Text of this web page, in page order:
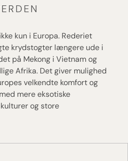
kun i Europa. Rederiet
krydstogter længere ude i
på Mekong i Vietnam og
Afrika. Det giver mulighed
velkendte komfort og
mere eksotiske
og store